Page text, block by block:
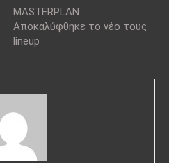
MASTERPLAN:
Αποκαλύφθηκε το νέο τους
lineup